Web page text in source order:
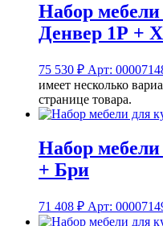
Набор
Денвер 1Р +
75 530 ₽ Арт:
имеет несколько
странице товара.
Набор
+ Бри
71 408 ₽ Арт: